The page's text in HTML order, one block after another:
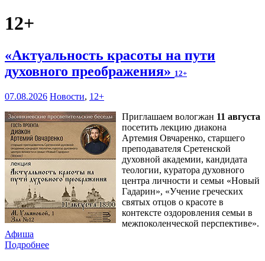
12+
«Актуальность красоты на пути
духовного преображения» 12+
07.08.2026 Новости, 12+
Приглашаем вологжан 11 августа
посетить лекцию диакона
Артемия Овчаренко, старшего
преподавателя Сретенской
духовной академии, кандидата
теологии, куратора духовного
центра личности и семьи «Новый
Гадарин», «Учение греческих
святых отцов о красоте в
контексте оздоровления семьи в
межпоколенческой перспективе».
Афиша
Подробнее